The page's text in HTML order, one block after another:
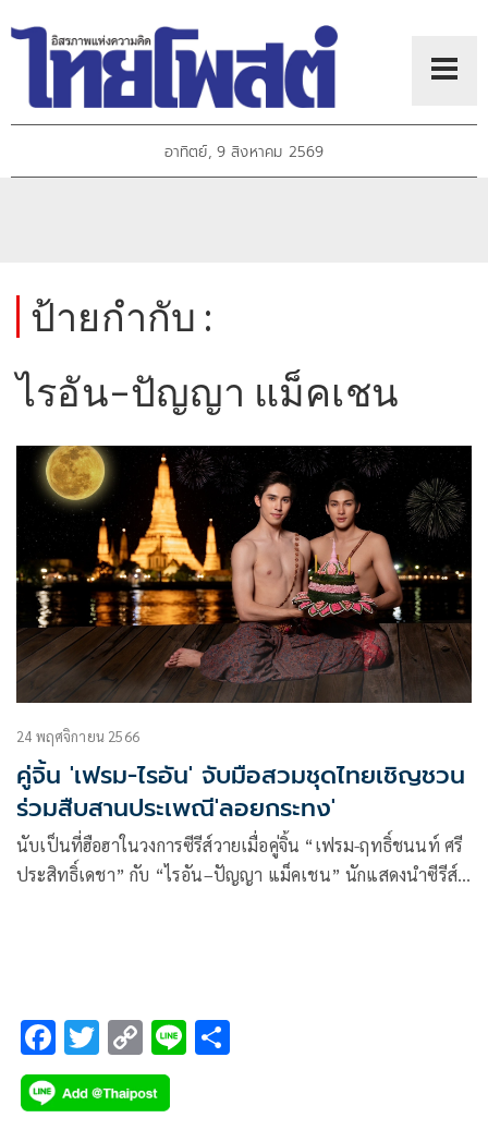
อาทิตย์, 9 สิงหาคม 2569
ป้ายกำกับ :
ไรอัน–ปัญญา แม็คเชน
24 พฤศจิกายน 2566
คู่จิ้น 'เฟรม-ไรอัน' จับมือสวมชุดไทยเชิญชวน
ร่วมสืบสานประเพณี'ลอยกระทง'
นับเป็นที่ฮือฮาในวงการซีรีส์วายเมื่อคู่จิ้น “เฟรม-ฤทธิ์ชนนท์ ศรี
ประสิทธิ์เดชา” กับ “ไรอัน–ปัญญา แม็คเชน” นักแสดงนำซีรีส์
F
ac
e
T
wi
tt
C
o
p
Li